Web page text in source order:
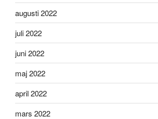
augusti 2022
juli 2022
juni 2022
maj 2022
april 2022
mars 2022